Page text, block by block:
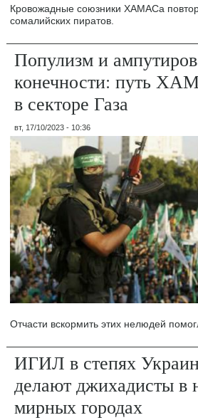
Кровожадные союзники ХАМАСа
сомалийских пиратов.
Популизм и
конечности: путь
в секторе Газа
вт, 17/10/2023 - 10:36
Отчасти вскормить этих нелюдей
ИГИЛ в степях
делают джихадисты в
мирных городах